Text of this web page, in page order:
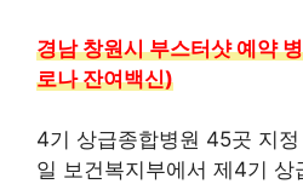
경남 창원시 부스터샷 예약
로나 잔여백신)
4기 상급종합병원 45곳 지
일 보건복지부에서 제4기 상